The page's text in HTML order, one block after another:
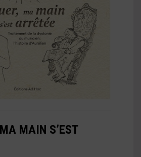
MAIN S’EST